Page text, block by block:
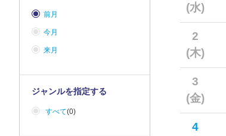
(水)
2
(木)
3
(金)
4
前月
今月
来月
ジャンルを指定する
すべて(0)